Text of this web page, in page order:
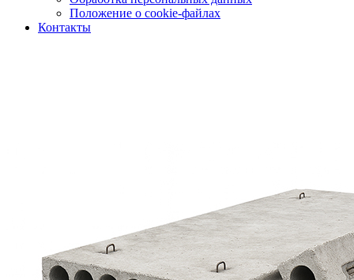
Положение о cookie-файлах
Контакты